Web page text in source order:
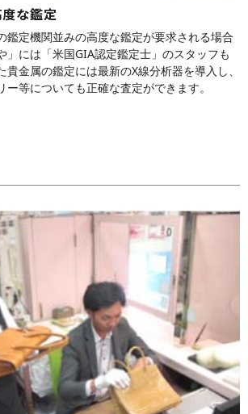
な鑑定
鑑定機関並みの高度な鑑定が要求される場合
」には「米国GIA認定鑑定士」のスタッフも
金属の鑑定には最新のX線分析器を導入し、
等についても正確な査定ができます。